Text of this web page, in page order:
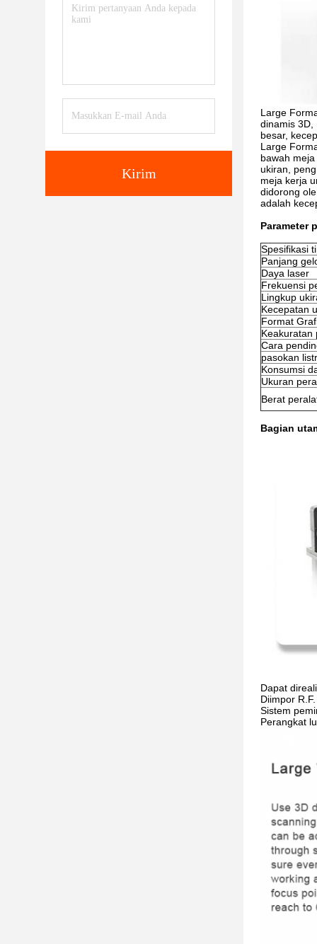
Kirim
Large
dinamis 3D,
besar,
Large
bawah
ukiran,
meja kerja
didorong
adalah
Parameter
Spesifikasi
Panjang
Daya laser
Frekuensi
Lingkup
Kecepatan
Format
Keakuratan
Cara
pasokan
Konsumsi
Ukuran
Berat
Bagian
Dapat
Diimpor
Sistem
Perangkat